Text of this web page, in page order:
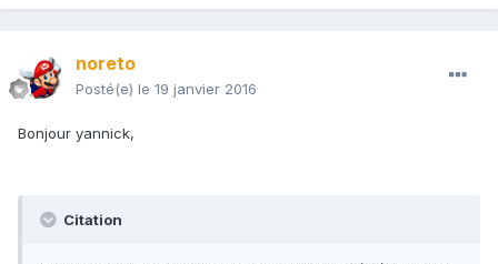
noreto
Posté(e) le 19 janvier 2016
Bonjour yannick,
Citation